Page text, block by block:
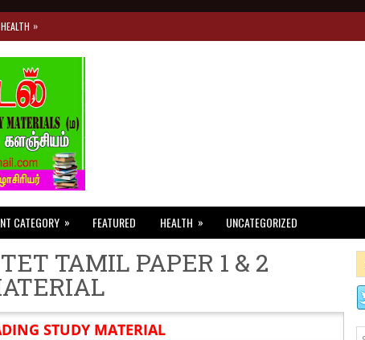
HEALTH »
CATEGORY » FEATURED HEALTH » UNCATEGORIZED
TAMIL PAPER 1 & 2
STUDY MATERIAL